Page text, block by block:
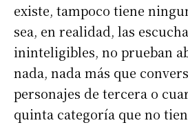
existe, tampoco tiene
sea, en realidad, las
ininteligibles, no prueban
nada, nada más que
personajes de tercera o
quinta categoría que no